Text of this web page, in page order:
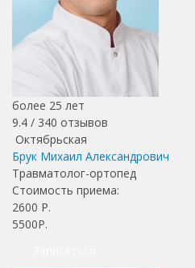
более 25 лет
9.4 / 340 отзывов
Октябрьская
Брук Михаил Александрович
Травматолог-ортопед
Стоимость приема:
2600 Р.
5500Р.